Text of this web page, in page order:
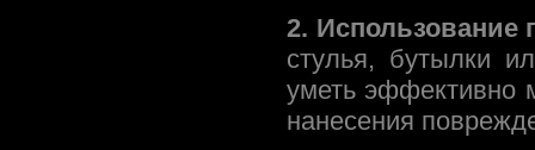
2. Использование
стулья, бутылки
уметь эффективно
нанесения